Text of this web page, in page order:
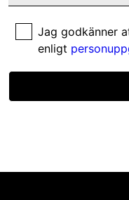
Jag godkänner
enligt